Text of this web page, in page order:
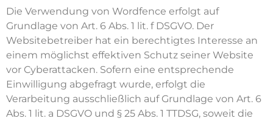
Die Verwendung von Wordfence erfolgt auf
Grundlage von Art. 6 Abs. 1 lit. f DSGVO. Der
Websitebetreiber hat ein berechtigtes Interesse an
einem möglichst effektiven Schutz seiner Website
vor Cyberattacken. Sofern eine entsprechende
Einwilligung abgefragt wurde, erfolgt die
Verarbeitung ausschließlich auf Grundlage von Art. 6
Abs. 1 lit. a DSGVO und § 25 Abs. 1 TTDSG, soweit die